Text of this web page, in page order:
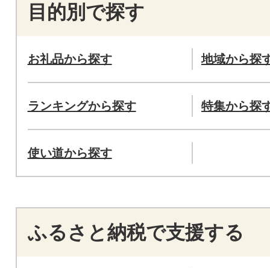
目的別で探す
お礼品から探す 地域から探
ランキングから探す 特集から探
使い道から探す
ふるさと納税で支援する